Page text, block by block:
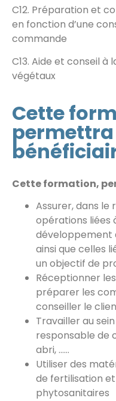
C12. Préparation et
en fonction d’une
commande
C13. Aide et conseil à
végétaux
Cette
Cette formation,
Assurer, dans le
opérations liées
développement
ainsi que celles
un objectif de
Réceptionner
préparer les
conseiller le
Travailler au
responsable de
abri, ……
Utiliser des
de fertilisation
phytosanitaires